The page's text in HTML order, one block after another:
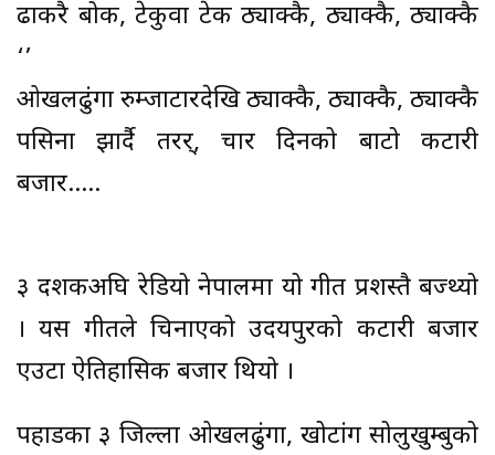
ढाकरै बोकी, टेकुवा टेकी ठ्याक्कै, ठ्याक्कै, ठ्याक्कै
‘’
ओखलढुंगा रुम्जाटारदेखि ठ्याक्कै, ठ्याक्कै, ठ्याक्कै
पसिना झार्दै तरर्, चार दिनको बाटो कटारी
बजार…..
३ दशकअघि रेडियो नेपालमा यो गीत प्रशस्तै बज्थ्यो
। यस गीतले चिनाएको उदयपुरको कटारी बजार
एउटा ऐतिहासिक बजार थियो ।
पहाडका ३ जिल्ला ओखलढुंगा, खोटांग सोलुखुम्बुको